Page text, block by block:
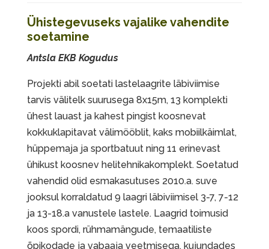
Ühistegevuseks vajalike vahendite
soetamine
Antsla EKB Kogudus
Projekti abil soetati lastelaagrite läbiviimise
tarvis välitelk suurusega 8x15m, 13 komplekti
ühest lauast ja kahest pingist koosnevat
kokkuklapitavat välimööblit, kaks mobiilkäimlat,
hüppemaja ja sportbatuut ning 11 erinevast
ühikust koosnev helitehnikakomplekt. Soetatud
vahendid olid esmakasutuses 2010.a. suve
jooksul korraldatud 9 laagri läbiviimisel 3-7, 7-12
ja 13-18.a vanustele lastele. Laagrid toimusid
koos spordi, rühmamängude, temaatiliste
õpikodade ja vabaaja veetmisega, kujundades